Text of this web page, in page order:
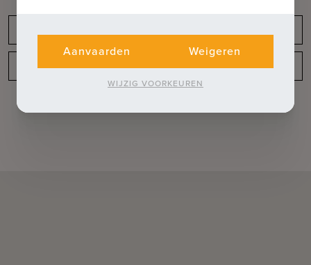
Indeling
Aanvaarden Weigeren
WIJZIG VOORKEUREN